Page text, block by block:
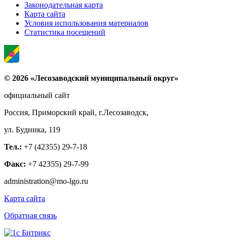
Законодательная карта
Карта сайта
Условия использования материалов
Статистика посещений
© 2026 «Лесозаводский муниципальный округ»
официальный сайт
Россия, Приморский край, г.Лесозаводск,
ул. Будника, 119
Тел.: +7 (42355) 29-7-18
Факс: +7 42355) 29-7-99
administration@mo-lgo.ru
Карта сайта
Обратная связь